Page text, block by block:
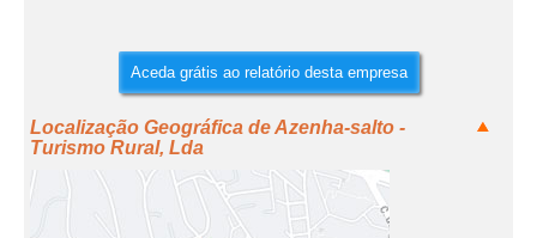
Aceda grátis ao relatório desta empresa
Localização Geográfica de Azenha-salto -
Turismo Rural, Lda